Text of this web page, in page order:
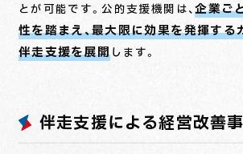
とが可能です。公的支援機関は、企業ご
性を踏まえ、最大限に効果を発揮する
伴走支援を展開します。
伴走支援による経営改善